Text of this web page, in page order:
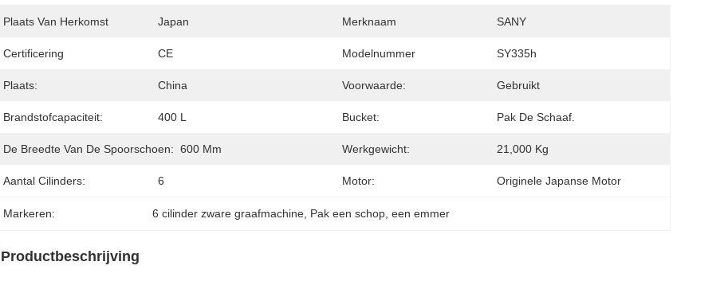
Plaats Van Herkomst Japan Merknaam SANY
Certificering CE Modelnummer SY335h
Plaats: China Voorwaarde: Gebruikt
Brandstofcapaciteit: 400 L Bucket: Pak De Schaaf.
De Breedte Van De Spoorschoen: 600 Mm Werkgewicht: 21,000 Kg
Aantal Cilinders: 6 Motor: Originele Japanse Motor
Markeren: 6 cilinder zware graafmachine Pak een schop , een emmer
Productbeschrijving